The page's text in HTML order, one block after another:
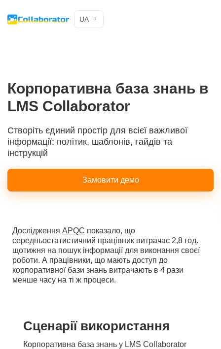
UA
Корпоративна база знань в
LMS Collaborator
Створіть єдиний простір для всієї важливої
інформації: політик, шаблонів, гайдів та
інструкцій
Замовити демо
Дослідження APQC показало, що
середньостатистичний працівник витрачає 2,8 год.
щотижня на пошук інформації для виконання своєї
роботи. А працівники, що мають доступ до
корпоративної бази знань витрачають в 4 рази
менше часу на ті ж процеси.
Сценарії використання
Корпоративна база знань у LMS Collaborator